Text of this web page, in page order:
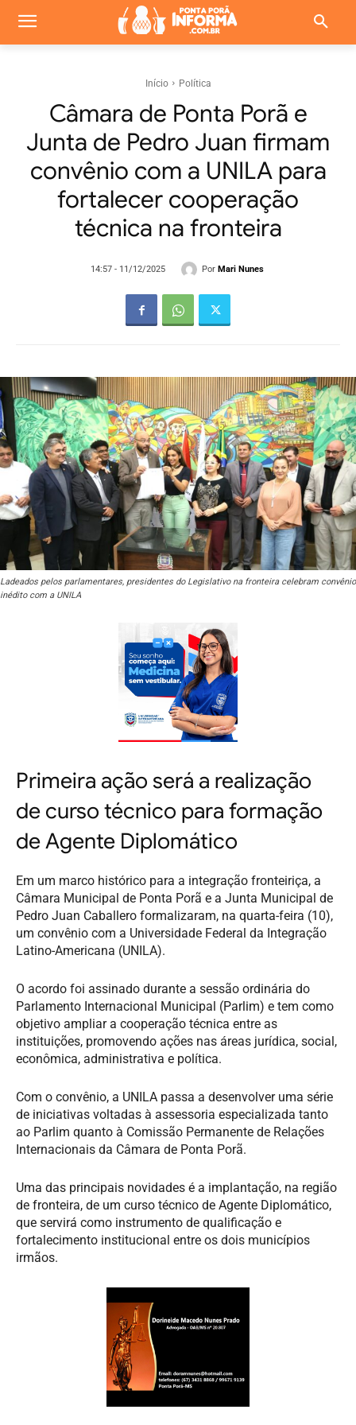
Início Política
Câmara de Ponta Porã e
Junta de Pedro Juan firmam
convênio com a UNILA para
fortalecer cooperação
técnica na fronteira
14:57 - 11/12/2025 Por Mari Nunes
Ladeados pelos parlamentares, presidentes do Legislativo na fronteira celebram convênio
inédito com a UNILA
Primeira ação será a realização
de curso técnico para formação
de Agente Diplomático
Em um marco histórico para a integração fronteiriça, a
Câmara Municipal de Ponta Porã e a Junta Municipal de
Pedro Juan Caballero formalizaram, na quarta-feira (10),
um convênio com a Universidade Federal da Integração
Latino-Americana (UNILA).
O acordo foi assinado durante a sessão ordinária do
Parlamento Internacional Municipal (Parlim) e tem como
objetivo ampliar a cooperação técnica entre as
instituições, promovendo ações nas áreas jurídica, social,
econômica, administrativa e política.
Com o convênio, a UNILA passa a desenvolver uma série
de iniciativas voltadas à assessoria especializada tanto
ao Parlim quanto à Comissão Permanente de Relações
Internacionais da Câmara de Ponta Porã.
Uma das principais novidades é a implantação, na região
de fronteira, de um curso técnico de Agente Diplomático,
que servirá como instrumento de qualificação e
fortalecimento institucional entre os dois municípios
irmãos.